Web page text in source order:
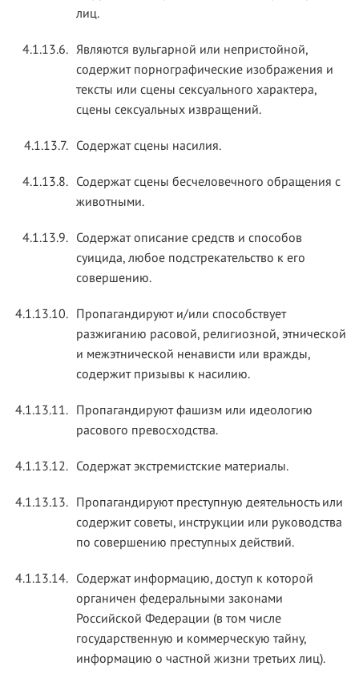
лиц.
4.1.13.6. Являются вульгарной или непристойной,
содержит порнографические изображения и
тексты или сцены сексуального характера,
сцены сексуальных извращений.
4.1.13.7. Содержат сцены насилия.
4.1.13.8. Содержат сцены бесчеловечного обращения с
животными.
4.1.13.9. Содержат описание средств и способов
суицида, любое подстрекательство к его
совершению.
4.1.13.10. Пропагандируют и/или способствует
разжиганию расовой, религиозной, этнической
и межэтнической ненависти или вражды,
содержит призывы к насилию.
4.1.13.11. Пропагандируют фашизм или идеологию
расового превосходства.
4.1.13.12. Содержат экстремистские материалы.
4.1.13.13. Пропагандируют преступную деятельность или
содержит советы, инструкции или руководства
по совершению преступных действий.
4.1.13.14. Содержат информацию, доступ к которой
органичен федеральными законами
Российской Федерации (в том числе
государственную и коммерческую тайну,
информацию о частной жизни третьих лиц).